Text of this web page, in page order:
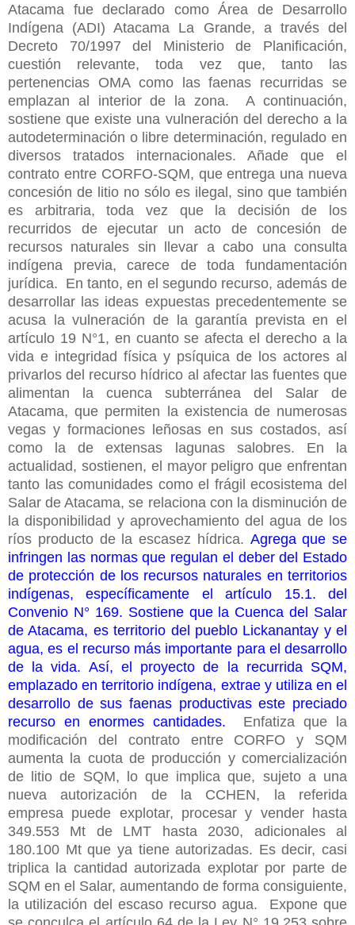
Atacama fue declarado como Área de Desarrollo
Indígena (ADI) Atacama La Grande, a través del
Decreto 70/1997 del Ministerio de Planificación,
cuestión relevante, toda vez que, tanto las
pertenencias OMA como las faenas recurridas se
emplazan al interior de la zona.A continuación,
sostiene que existe una vulneración del derecho a la
autodeterminación o libre determinación, regulado en
diversos tratados internacionales. Añade que el
contrato entre CORFO-SQM, que entrega una nueva
concesión de litio no sólo es ilegal, sino que también
es arbitraria, toda vez que la decisión de los
recurridos de ejecutar un acto de concesión de
recursos naturales sin llevar a cabo una consulta
indígena previa, carece de toda fundamentación
jurídica. En tanto, en el segundo recurso, además de
desarrollar las ideas expuestas precedentemente se
acusa la vulneración de la garantía prevista en el
artículo 19 N°1, en cuanto se afecta el derecho a la
vida e integridad física y psíquica de los actores al
privarlos del recurso hídrico al afectar las fuentes que
alimentan la cuenca subterránea del Salar de
Atacama, que permiten la existencia de numerosas
vegas y formaciones leñosas en sus costados, así
como la de extensas lagunas salobres. En la
actualidad, sostienen, el mayor peligro que enfrentan
tanto las comunidades como el frágil ecosistema del
Salar de Atacama, se relaciona con la disminución de
la disponibilidad y aprovechamiento del agua de los
ríos producto de la escasez hídrica. Agrega que se
infringen las normas que regulan el deber del Estado
de protección de los recursos naturales en territorios
indígenas, específicamente el artículo 15.1. del
Convenio N° 169. Sostiene que la Cuenca del Salar
de Atacama, es territorio del pueblo Lickanantay y el
agua, es el recurso más importante para el desarrollo
de la vida. Así, el proyecto de la recurrida SQM,
emplazado en territorio indígena, extrae y utiliza en el
desarrollo de sus faenas productivas este preciado
recurso en enormes cantidades.
Enfatiza que la
modificación del contrato entre CORFO y SQM
aumenta la cuota de producción y comercialización
de litio de SQM, lo que implica que, sujeto a una
nueva autorización de la CCHEN, la referida
empresa puede explotar, procesar y vender hasta
349.553 Mt de LMT hasta 2030, adicionales al
180.100 Mt que ya tiene autorizadas. Es decir, casi
triplica la cantidad autorizada explotar por parte de
SQM en el Salar, aumentando de forma consiguiente,
la utilización del escaso recurso agua. Expone que